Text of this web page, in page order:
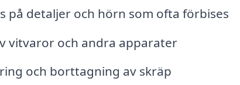
på detaljer och hörn som ofta förbises
vitvaror och andra apparater
och borttagning av skräp